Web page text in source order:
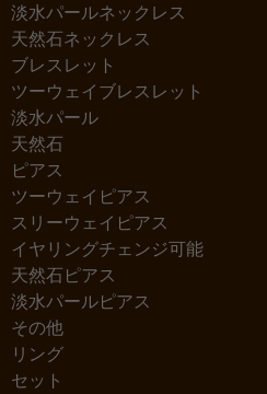
淡水パールネックレス
天然石ネックレス
ブレスレット
ツーウェイブレスレット
淡水パール
天然石
ピアス
ツーウェイピアス
スリーウェイピアス
イヤリングチェンジ可能
天然石ピアス
淡水パールピアス
その他
リング
セット